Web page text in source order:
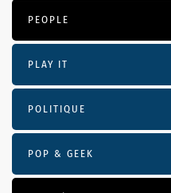
PEOPLE
PLAY IT
POLITIQUE
POP & GEEK